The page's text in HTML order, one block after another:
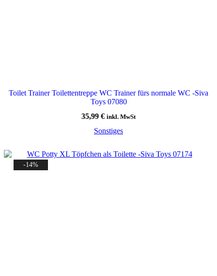
Toilet Trainer Toilettentreppe WC Trainer fürs normale WC -Siva
Toys 07080
35,99 € inkl. MwSt
Sonstiges
-14%